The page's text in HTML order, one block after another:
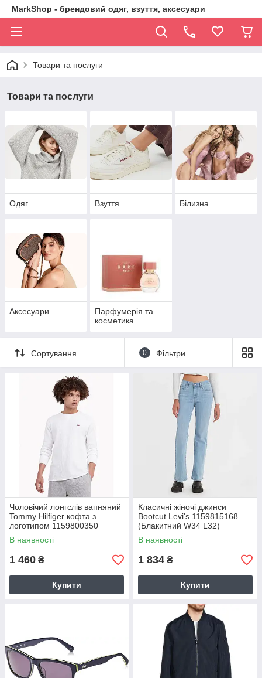
MarkShop - брендовий одяг, взуття, аксесуари
Товари та послуги
Товари та послуги
Одяг Взуття Білизна
Аксесуари
Парфумерія та
косметика
Сортування 0 Фільтри
Чоловічий лонгслів вапняний
Tommy Hilfiger кофта з
логотипом 1159800350
(Білий, XL)
В наявності
1 460 ₴
Купити
Класичні жіночі джинси
Bootcut Levi's 1159815168
(Блакитний W34 L32)
В наявності
1 834 ₴
Купити